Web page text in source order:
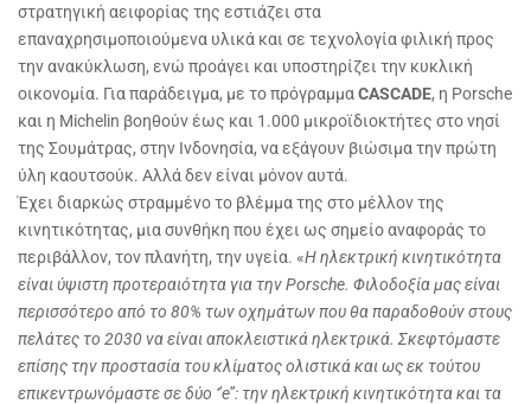
στρατηγική αειφορίας της εστιάζει στα
επαναχρησιμοποιούμενα υλικά και σε τεχνολογία φιλική προς
την ανακύκλωση, ενώ προάγει και υποστηρίζει την κυκλική
οικονομία. Για παράδειγμα, με το πρόγραμμα CASCADE, η Porsche
και η Michelin βοηθούν έως και 1.000 μικροϊδιοκτήτες στο νησί
της Σουμάτρας, στην Ινδονησία, να εξάγουν βιώσιμα την πρώτη
ύλη καουτσούκ. Αλλά δεν είναι μόνον αυτά.
Έχει διαρκώς στραμμένο το βλέμμα της στο μέλλον της
κινητικότητας, μια συνθήκη που έχει ως σημείο αναφοράς το
περιβάλλον, τον πλανήτη, την υγεία. «Η ηλεκτρική κινητικότητα
είναι ύψιστη προτεραιότητα για την Porsche. Φιλοδοξία μας είναι
περισσότερο από το 80% των οχημάτων που θα παραδοθούν στους
πελάτες το 2030 να είναι αποκλειστικά ηλεκτρικά. Σκεφτόμαστε
επίσης την προστασία του κλίματος ολιστικά και ως εκ τούτου
επικεντρωνόμαστε σε δύο ‘’e’’: την ηλεκτρική κινητικότητα και τα